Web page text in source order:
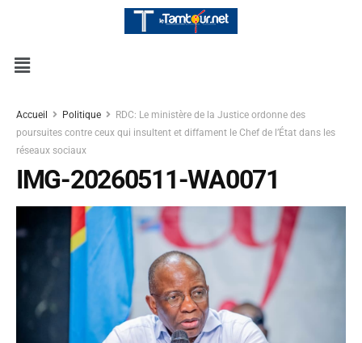
Accueil Politique
RDC: Le ministère de la Justice ordonne des
poursuites contre ceux qui insultent et diffament le Chef de l’État dans les
réseaux sociaux
IMG-20260511-WA0071